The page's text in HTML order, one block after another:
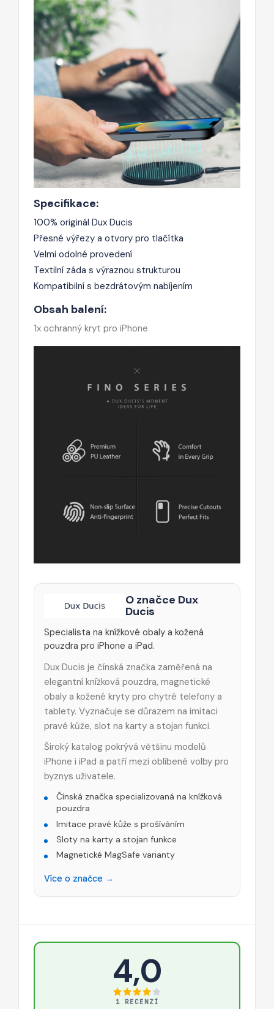
Specifikace:
100% originál Dux Ducis
Přesné výřezy a otvory pro tlačítka
Velmi odolné provedení
Textilní záda s výraznou strukturou
Kompatibilní s bezdrátovým nabíjením
Obsah balení:
1x ochranný kryt pro iPhone
O značce Dux
Ducis
Specialista na knížkové obaly a kožená
pouzdra pro iPhone a iPad.
Dux Ducis je čínská značka zaměřená na
elegantní knížková pouzdra, magnetické
obaly a kožené kryty pro chytré telefony a
tablety. Vyznačuje se důrazem na imitaci
pravé kůže, slot na karty a stojan funkci.
Široký katalog pokrývá většinu modelů
iPhone i iPad a patří mezi oblíbené volby pro
byznys uživatele.
Čínská značka specializovaná na knížková
pouzdra
Imitace pravé kůže s prošíváním
Sloty na karty a stojan funkce
Magnetické MagSafe varianty
Více o značce →
4,0
1 RECENZÍ